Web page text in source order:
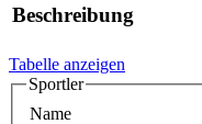
Beschreibung
Tabelle anzeigen
Sportler
Name